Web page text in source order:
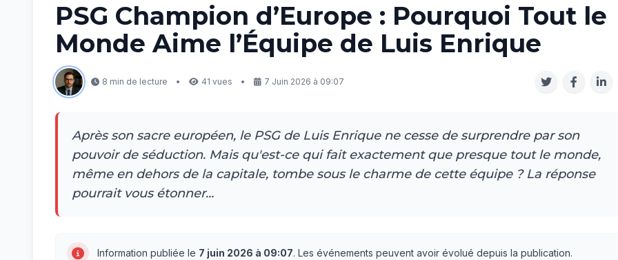
PSG Champion d’Europe : Pourquoi Tout le
Monde Aime l’Équipe de Luis Enrique
8 min de lecture • 41 vues • 7 Juin 2026 à 09:07
Après son sacre européen, le PSG de Luis Enrique ne cesse de surprendre par son
pouvoir de séduction. Mais qu'est-ce qui fait exactement que presque tout le monde,
même en dehors de la capitale, tombe sous le charme de cette équipe ? La réponse
pourrait vous étonner...
Information publiée le 7 juin 2026 à 09:07. Les événements peuvent avoir évolué depuis la publication.